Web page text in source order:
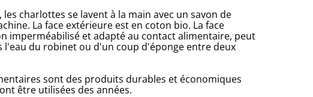
les charlottes se lavent à la main avec un savon de
La face extérieure est en coton bio. La face
imperméabilisé et adapté au contact alimentaire, peut
l'eau du robinet ou d'un coup d'éponge entre deux
sont des produits durables et économiques
être utilisées des années.